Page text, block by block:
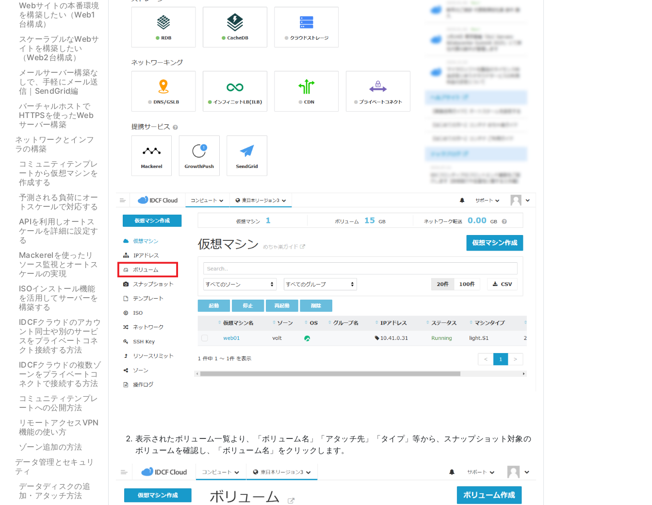
Webサイトの本番環境
を構築したい（Web1
台構成）
スケーラブルなWebサ
イトを構築したい
（Web2台構成）
メールサーバー構築な
しで、手軽にメール送
信｜SendGrid編
バーチャルホストで
HTTPSを使ったWeb
サーバー構築
ネットワークとインフ
ラの構築
コミュニティテンプレ
ートから仮想マシンを
作成する
予測される負荷にオー
トスケールで対応する
APIを利用しオートス
ケールを詳細に設定す
る
Mackerelを使ったリ
ソース監視とオートス
ケールの実現
ISOインストール機能
を活用してサーバーを
構築する
IDCFクラウドのアカウ
ント同士や別のサービ
スをプライベートコネ
クト接続する方法
IDCFクラウドの複数ゾ
ーンをプライベートコ
ネクトで接続する方法
コミュニティテンプレ
ートへの公開方法
リモートアクセスVPN
機能の使い方
ゾーン追加の方法
データ管理とセキュリ
ティ
データディスクの追
加・アタッチ方法
表示されたボリューム一覧より、「ボリューム名」「アタッチ先」「タイプ」等から、スナップショット対象の
ボリュームを確認し、「ボリューム名」をクリックします。